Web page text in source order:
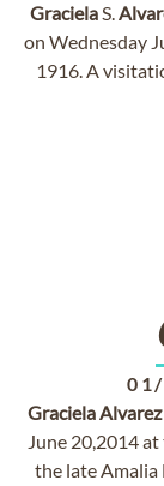
GracielaS.
on Wednesday
1916. A
GracielaAlvarez
June 20,2014 at
the late Amalia